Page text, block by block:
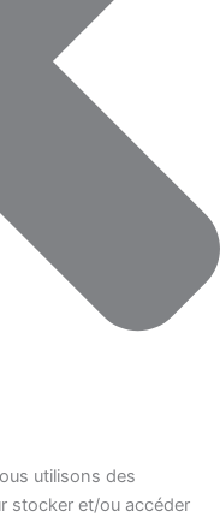
utilisons des
stocker et/ou accéder